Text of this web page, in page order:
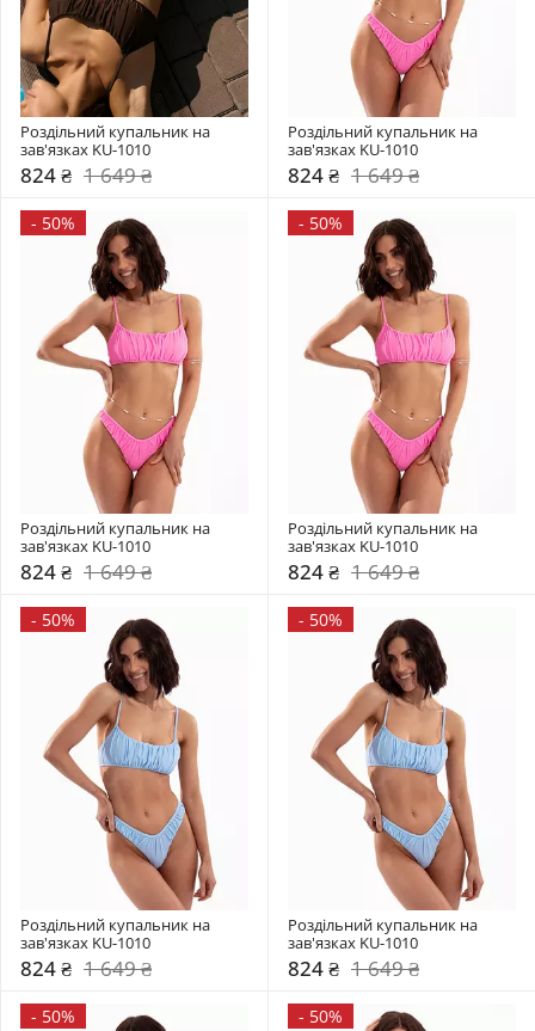
Роздільний купальник на
зав'язках KU-1010
824 ₴ 1 649 ₴
Роздільний купальник на
зав'язках KU-1010
824 ₴ 1 649 ₴
- 50%
Роздільний купальник на
зав'язках KU-1010
824 ₴ 1 649 ₴
- 50%
Роздільний купальник на
зав'язках KU-1010
824 ₴ 1 649 ₴
- 50%
Роздільний купальник на
зав'язках KU-1010
824 ₴ 1 649 ₴
- 50%
Роздільний купальник на
зав'язках KU-1010
824 ₴ 1 649 ₴
- 50% - 50%